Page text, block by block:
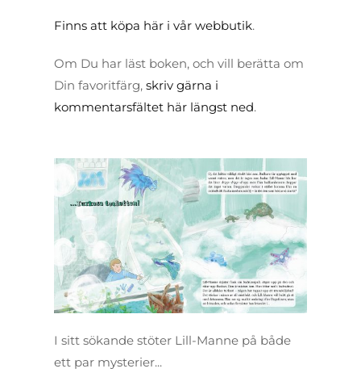
Finns att köpa här i vår webbutik.
Om Du har läst boken, och vill berätta om
Din favoritfärg,skriv gärna i
kommentarsfältet här längst ned.
I sitt sökande stöter Lill-Manne på både
ett par mysterier...